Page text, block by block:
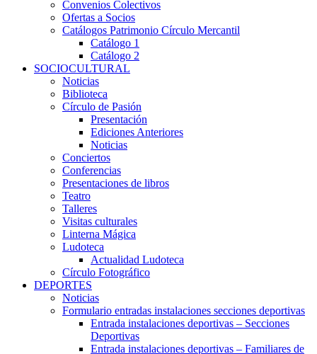
Convenios Colectivos
Ofertas a Socios
Catálogos Patrimonio Círculo Mercantil
Catálogo 1
Catálogo 2
SOCIOCULTURAL
Noticias
Biblioteca
Círculo de Pasión
Presentación
Ediciones Anteriores
Noticias
Conciertos
Conferencias
Presentaciones de libros
Teatro
Talleres
Visitas culturales
Linterna Mágica
Ludoteca
Actualidad Ludoteca
Círculo Fotográfico
DEPORTES
Noticias
Formulario entradas instalaciones secciones deportivas
Entrada instalaciones deportivas – Secciones
Deportivas
Entrada instalaciones deportivas – Familiares de